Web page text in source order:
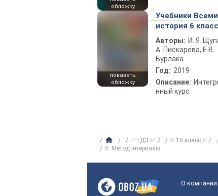
обложку
показать
обложку
Учебники
история 6 класс
Авторы: И. Я.
А. Пискарева, Е.В.
Бурлака
Год: 2019
Описание:
нный курс
✅ ГДЗ ✅ ⚡ 10 класс ⚡
5. Метод інтервалів
О компании